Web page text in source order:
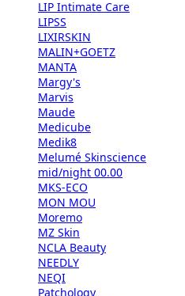
LIP Intimate Care
LIPSS
LIXIRSKIN
MALIN+GOETZ
MANTA
Margy's
Marvis
Maude
Medicube
Medik8
Melumé Skinscience
mid/night 00.00
MKS-ECO
MON MOU
Moremo
MZ Skin
NCLA Beauty
NEEDLY
NEQI
Patchology